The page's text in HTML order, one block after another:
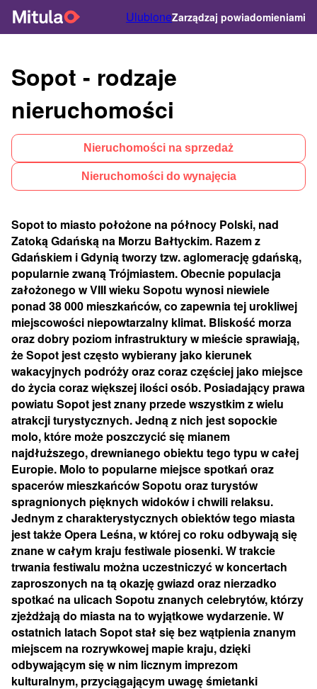
UlubioneZarządzaj powiadomieniami
Sopot - rodzaje
nieruchomości
Nieruchomości na sprzedaż
Nieruchomości do wynajęcia
Sopot to miasto położone na północy Polski, nad
Zatoką Gdańską na Morzu Bałtyckim. Razem z
Gdańskiem i Gdynią tworzy tzw. aglomerację gdańską,
popularnie zwaną Trójmiastem. Obecnie populacja
założonego w VIII wieku Sopotu wynosi niewiele
ponad 38 000 mieszkańców, co zapewnia tej urokliwej
miejscowości niepowtarzalny klimat. Bliskość morza
oraz dobry poziom infrastruktury w mieście sprawiają,
że Sopot jest często wybierany jako kierunek
wakacyjnych podróży oraz coraz częściej jako miejsce
do życia coraz większej ilości osób. Posiadający prawa
powiatu Sopot jest znany przede wszystkim z wielu
atrakcji turystycznych. Jedną z nich jest sopockie
molo, które może poszczycić się mianem
najdłuższego, drewnianego obiektu tego typu w całej
Europie. Molo to popularne miejsce spotkań oraz
spacerów mieszkańców Sopotu oraz turystów
spragnionych pięknych widoków i chwili relaksu.
Jednym z charakterystycznych obiektów tego miasta
jest także Opera Leśna, w której co roku odbywają się
znane w całym kraju festiwale piosenki. W trakcie
trwania festiwalu można uczestniczyć w koncertach
zaproszonych na tą okazję gwiazd oraz nierzadko
spotkać na ulicach Sopotu znanych celebrytów, którzy
zjeżdżają do miasta na to wyjątkowe wydarzenie. W
ostatnich latach Sopot stał się bez wątpienia znanym
miejscem na rozrywkowej mapie kraju, dzięki
odbywającym się w nim licznym imprezom
kulturalnym, przyciągającym uwagę śmietanki